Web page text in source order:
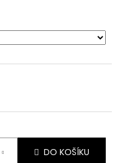
DO KOŠÍKU